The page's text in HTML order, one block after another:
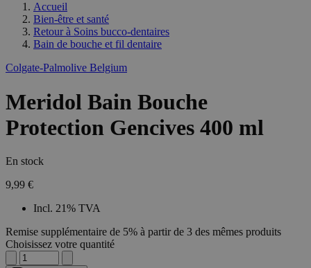
Accueil
Bien-être et santé
Retour à Soins bucco-dentaires
Bain de bouche et fil dentaire
Colgate-Palmolive Belgium
Meridol Bain Bouche
Protection Gencives 400 ml
En stock
9,99 €
Incl. 21% TVA
Remise supplémentaire de 5% à partir de 3 des mêmes produits
Choisissez votre quantité